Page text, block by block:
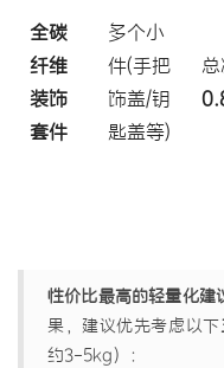
全碳
纤维
装饰
套件
多个小
件(手把
饰盖/钥
匙盖等)
性价比最高的轻量化建
果，建议优先考虑以下
约3-5kg）：